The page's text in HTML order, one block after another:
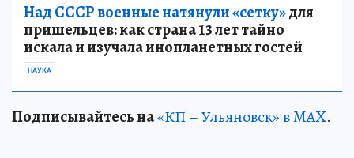
Над СССР военные натянули «сетку»для
пришельцев: как страна 13 лет тайно
искала и изучала инопланетных гостей
НАУКА
Подписывайтесь на«КП – Ульяновск» в MAX.